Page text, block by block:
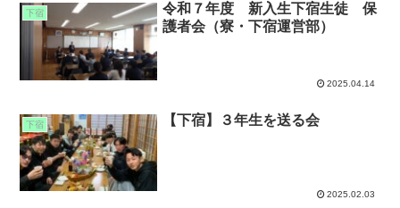
下宿
令和７年度 新入生下宿生徒 保
護者会（寮・下宿運営部）
2025.04.14
下宿 【下宿】３年生を送る会
2025.02.03